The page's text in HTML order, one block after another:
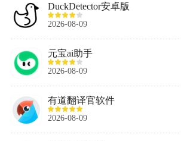
DuckDetector安卓版
2026-08-09
元宝ai助手
2026-08-09
有道翻译官软件
2026-08-09